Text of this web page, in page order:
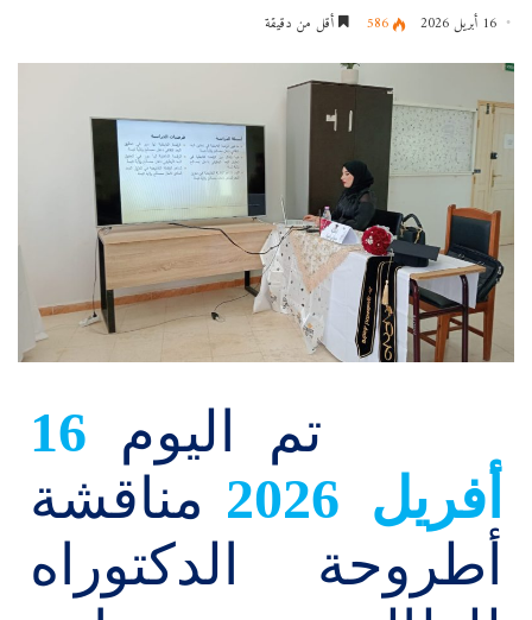
16 أبريل 2026 586 أقل من دقيقة
تم اليوم 16
أفريل 2026
مناقشة
أطروحة الدكتوراه